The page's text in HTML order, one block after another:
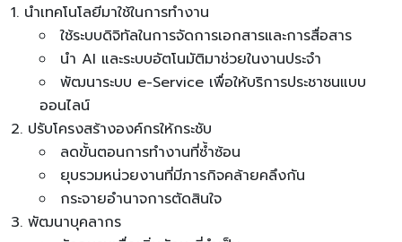
นำเทคโนโลยีมาใช้ในการทำงาน
ใช้ระบบดิจิทัลในการจัดการเอกสารและการสื่อสาร
นำ AI และระบบอัตโนมัติมาช่วยในงานประจำ
พัฒนาระบบ e-Service เพื่อให้บริการประชาชนแบบ
ออนไลน์
ปรับโครงสร้างองค์กรให้กระชับ
ลดขั้นตอนการทำงานที่ซ้ำซ้อน
ยุบรวมหน่วยงานที่มีภารกิจคล้ายคลึงกัน
กระจายอำนาจการตัดสินใจ
พัฒนาบุคลากร